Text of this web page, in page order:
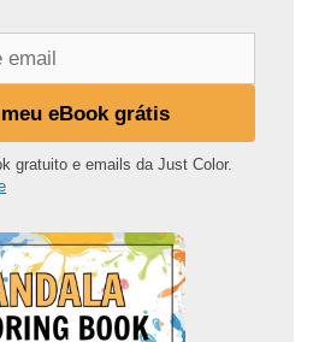
eBook grátis
gratuito e emails da Just Color.